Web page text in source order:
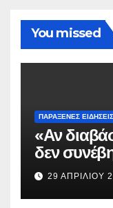
You missed
ΠΑΡΆΞΕΝΕΣ ΕΙΔΉΣΕΙΣ
«Αν
δεν
29 ΑΠΡΙΛΊΟΥ